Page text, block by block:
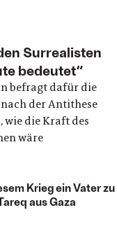
Surrealisten
bedeutet“
befragt dafür die
der Antithese
wie die Kraft des
wäre
Krieg ein Vater zu
aus Gaza